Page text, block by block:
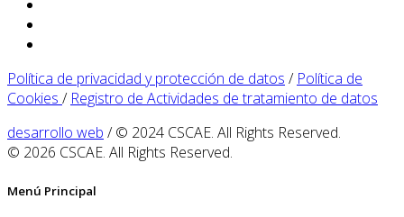
Política de privacidad y protección de datos / Política de
Cookies / Registro de Actividades de tratamiento de datos
desarrollo web / © 2024 CSCAE. All Rights Reserved.
© 2026 CSCAE. All Rights Reserved.
Menú Principal